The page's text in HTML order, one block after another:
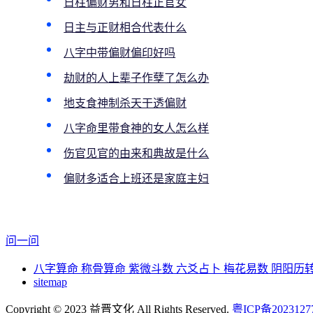
日柱偏财男和日柱正官女
日主与正财相合代表什么
八字中带偏财偏印好吗
劫财的人上辈子作孽了怎么办
地支食神制杀天干透偏财
八字命里带食神的女人怎么样
伤官见官的由来和典故是什么
偏财多适合上班还是家庭主妇
问一问
八字算命 称骨算命 紫微斗数 六爻占卜 梅花易数 阴阳历
sitemap
Copyright © 2023 益晋文化 All Rights Reserved. 粤ICP备